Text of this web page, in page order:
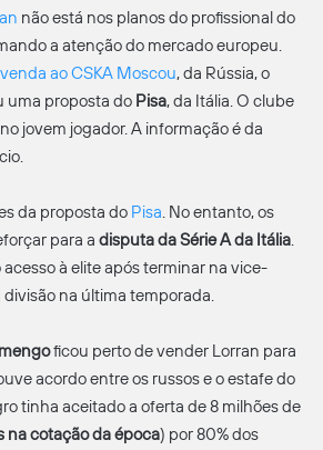
não está nos planos do profissional do
a atenção do mercado europeu.
ao CSKA Moscou, da Rússia, o
uma proposta do Pisa, da Itália. O clube
jovem jogador. A informação é da
da proposta do Pisa. No entanto, os
para a disputa da Série A da Itália.
à elite após terminar na vice-
na última temporada.
ficou perto de vender Lorran para
acordo entre os russos e o estafe do
tinha aceitado a oferta de 8 milhões de
na cotação da época) por 80% dos